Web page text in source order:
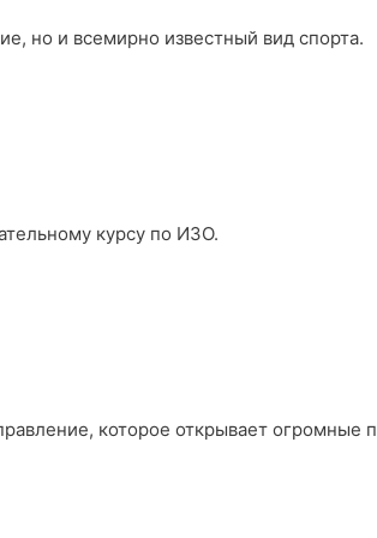
но и всемирно известный вид спорта.
курсу по ИЗО.
которое открывает огромные